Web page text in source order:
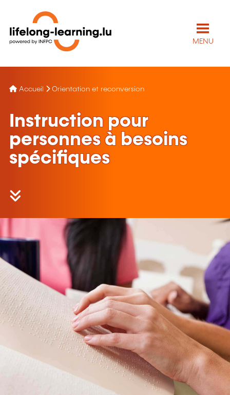
MENU
Accueil Orientation et reconversion
Instruction pour
personnes à besoins
spécifiques